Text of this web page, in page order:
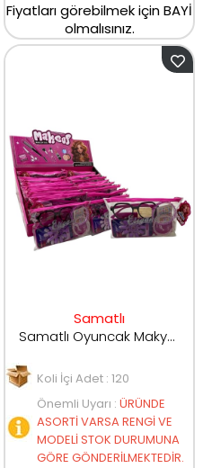
Fiyatları görebilmek için BAYİ
olmalısınız.
Samatlı
Samatlı Oyuncak Makyaj Seti SP-H-05
Koli İçi Adet : 120
Önemli Uyarı : ÜRÜNDE
ASORTİ VARSA RENGİ VE
MODELİ STOK DURUMUNA
GÖRE GÖNDERİLMEKTEDİR.